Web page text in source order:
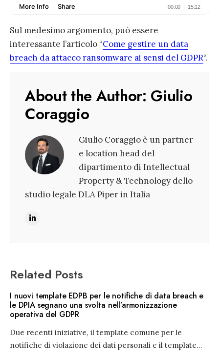
Sul medesimo argomento, può essere
interessante l’articolo “Come gestire un data
breach da attacco ransomware ai sensi del GDPR“.
About the Author: Giulio
Coraggio
Giulio Coraggio è un partner
e location head del
dipartimento di Intellectual
Property & Technology dello
studio legale DLA Piper in Italia
Related Posts
I nuovi template EDPB per le notifiche di data breach e
le DPIA segnano una svolta nell’armonizzazione
operativa del GDPR
Due recenti iniziative, il template comune per le
notifiche di violazione dei dati personali e il template...